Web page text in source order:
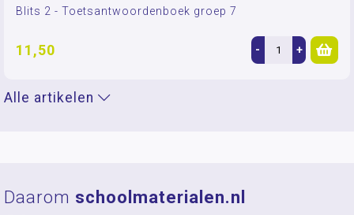
Blits 2 - Toetsantwoordenboek groep 7
11,50 - +
Alle artikelen
Daarom schoolmaterialen.nl